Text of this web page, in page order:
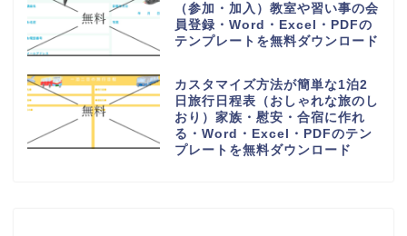
（参加・加入）教室や習い事の会
員登録・Word・Excel・PDFの
テンプレートを無料ダウンロード
カスタマイズ方法が簡単な1泊2
日旅行日程表（おしゃれな旅のし
おり）家族・慰安・合宿に作れ
る・Word・Excel・PDFのテン
プレートを無料ダウンロード